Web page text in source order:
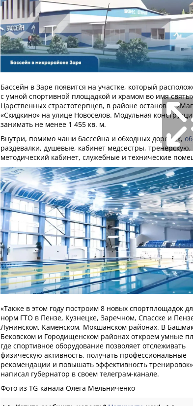
Бассейн в Заре появится на участке, который
с умной спортивной площадкой и храмом во имя
Царственных страстотерпцев, в районе остановки
«Скидкино» на улице Новоселов. Модульная
занимать не менее 1 455 кв. м.
Внутри, помимо чаши бассейна и обходных дорожек,
раздевалки, душевые, кабинет медсестры, тренерскую,
методический кабинет, служебные и технические
«Также в этом году построим 8 новых спортплощадок
норм ГТО в Пензе, Кузнецке, Заречном, Спасске и
Лунинском, Каменском, Мокшанском районах. В
Бековском и Городищенском районах откроем умные
где спортивное оборудование позволяет отслеживать
физическую активность, получать профессиональные
рекомендации и повышать эффективность
написал губернатор в своем телеграм-канале.
Фото из ТG-канала Олега Мельниченко